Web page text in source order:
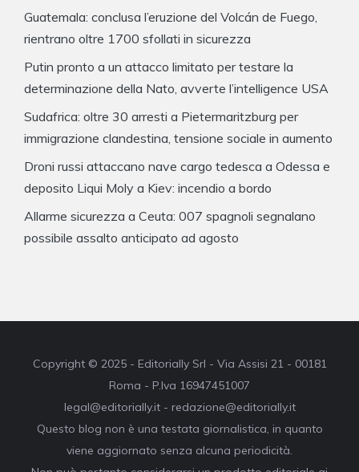
Guatemala: conclusa l’eruzione del Volcán de Fuego,
rientrano oltre 1700 sfollati in sicurezza
Putin pronto a un attacco limitato per testare la
determinazione della Nato, avverte l’intelligence USA
Sudafrica: oltre 30 arresti a Pietermaritzburg per
immigrazione clandestina, tensione sociale in aumento
Droni russi attaccano nave cargo tedesca a Odessa e
deposito Liqui Moly a Kiev: incendio a bordo
Allarme sicurezza a Ceuta: 007 spagnoli segnalano
possibile assalto anticipato ad agosto
Copyright © 2025 - Editorially Srl - Via Assisi 21 - 00181
Roma - P.Iva 16947451007
legal@editorially.it - redazione@editorially.it
Questo blog non è una testata giornalistica, in quanto
viene aggiornato senza alcuna periodicità.